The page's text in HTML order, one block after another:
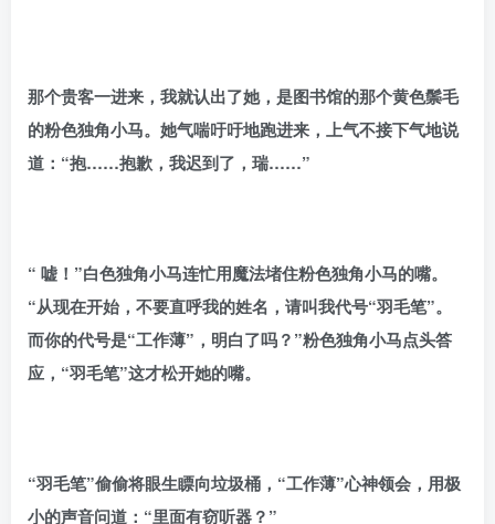
那个贵客一进来，我就认出了她，是图书馆的那个黄色鬃毛
的粉色独角小马。她气喘吁吁地跑进来，上气不接下气地说
道：“抱……抱歉，我迟到了，瑞……”
“ 嘘！”白色独角小马连忙用魔法堵住粉色独角小马的嘴。
“从现在开始，不要直呼我的姓名，请叫我代号“羽毛笔”。
而你的代号是“工作薄”，明白了吗？”粉色独角小马点头答
应，“羽毛笔”这才松开她的嘴。
“羽毛笔”偷偷将眼生瞟向垃圾桶，“工作薄”心神领会，用极
小的声音问道：“里面有窃听器？”